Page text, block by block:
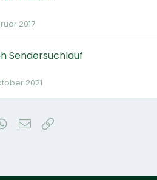
2017
Sendersuchlauf
2021
WhatsApp
E-Mail